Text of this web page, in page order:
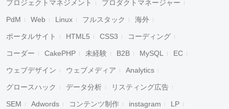
プロジェクトマネジメント プロダクトマネージャー
PdM Web Linux フルスタック 海外
ポータルサイト HTML5 CSS3 コーディング
コーダー CakePHP 未経験 B2B MySQL EC
ウェブデザイン ウェブメディア Analytics
グロースハック データ分析 リスティング広告
SEM Adwords コンテンツ制作 instagram LP